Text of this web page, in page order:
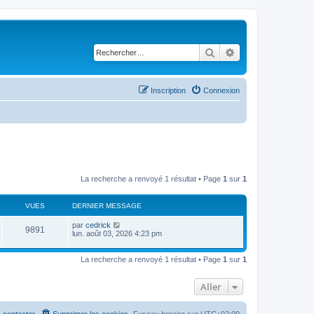
Rechercher
Connexion
Inscription
La recherche a renvoyé 1 résultat • Page 1 sur 1
VUES DERNIER MESSAGE
9891
u
D
e
n
s
par cedrick
lun. août 03, 2026 4:23 pm
La recherche a renvoyé 1 résultat • Page 1 sur 1
Aller